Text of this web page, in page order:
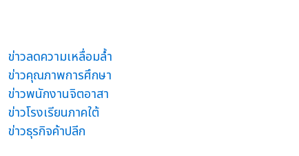
ข่าวลดความเหลื่อมล้ำ
ข่าวคุณภาพการศึกษา
ข่าวพนักงานจิตอาสา
ข่าวโรงเรียนภาคใต้
ข่าวธุรกิจค้าปลีก